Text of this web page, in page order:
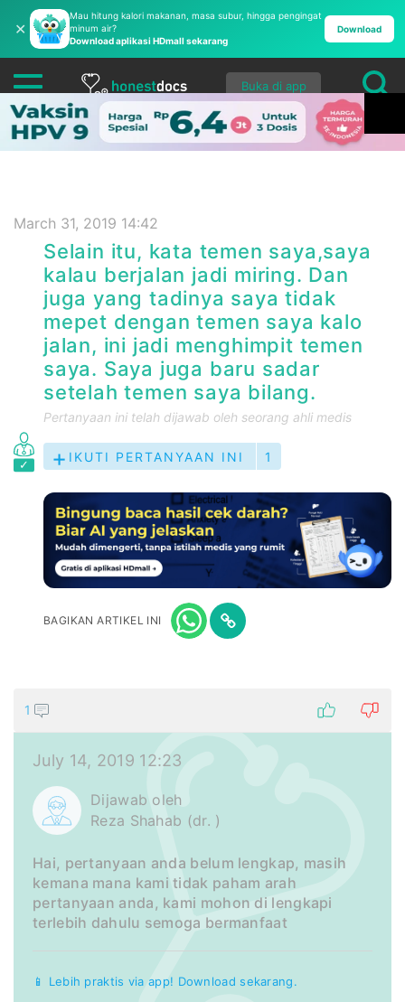
✕
Mau hitung kalori makanan, masa subur, hingga pengingat
minum air?
Download aplikasi HDmall sekarang
Download
Buka di app
March 31, 2019 14:42
Selain itu, kata temen saya,saya
kalau berjalan jadi miring. Dan
juga yang tadinya saya tidak
mepet dengan temen saya kalo
jalan, ini jadi menghimpit temen
saya. Saya juga baru sadar
setelah temen saya bilang.
Pertanyaan ini telah dijawab oleh seorang ahli medis
IKUTI PERTANYAAN INI 1
BAGIKAN ARTIKEL INI
1
July 14, 2019 12:23
Dijawab oleh
Reza Shahab (dr. )
Hai, pertanyaan anda belum lengkap, masih
kemana mana kami tidak paham arah
pertanyaan anda, kami mohon di lengkapi
terlebih dahulu semoga bermanfaat
📱 Lebih praktis via app! Download sekarang.